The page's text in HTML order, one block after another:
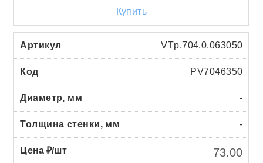
Купить
VTp.704.0.063050
PV7046350
-
-
73.00